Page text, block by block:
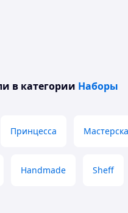
в категории Наборы
Принцесса
Handmade Sheff